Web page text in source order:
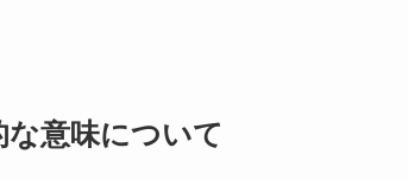
な意味について